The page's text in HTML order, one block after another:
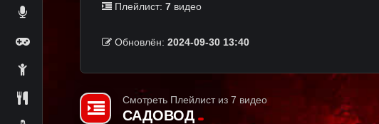
Плейлист: 7 видео
Обновлён: 2024-09-30 13:40
Смотреть Плейлист из 7 видео
САДОВОД